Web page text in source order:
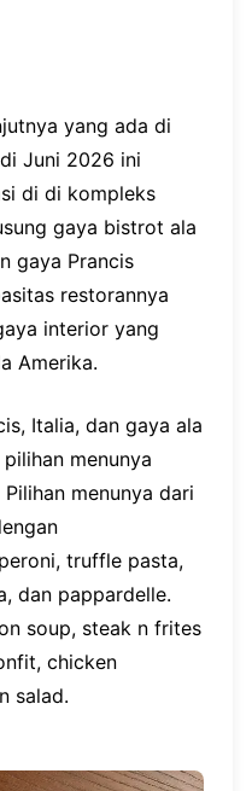
yang ada di
Juni 2026 ini
di di kompleks
gaya bistrot ala
gaya Prancis
restorannya
interior yang
Amerika.
Italia, dan gaya ala
menunya
menunya dari
truffle pasta,
dan pappardelle.
soup, steak n frites
chicken
salad.